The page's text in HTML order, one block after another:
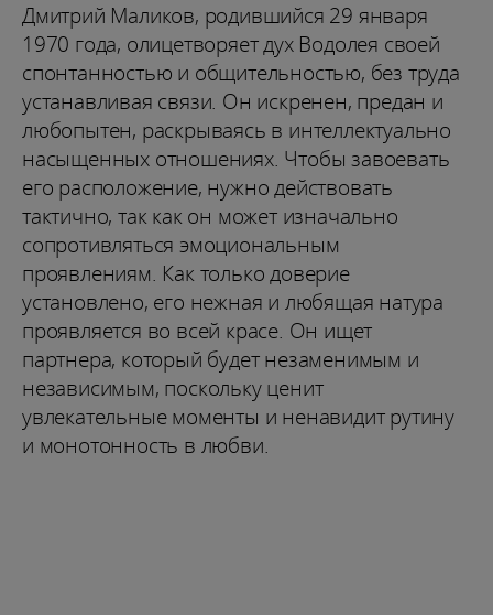
Дмитрий Маликов, родившийся 29 января
1970 года, олицетворяет дух Водолея своей
спонтанностью и общительностью, без труда
устанавливая связи. Он искренен, предан и
любопытен, раскрываясь в интеллектуально
насыщенных отношениях. Чтобы завоевать
его расположение, нужно действовать
тактично, так как он может изначально
сопротивляться эмоциональным
проявлениям. Как только доверие
установлено, его нежная и любящая натура
проявляется во всей красе. Он ищет
партнера, который будет незаменимым и
независимым, поскольку ценит
увлекательные моменты и ненавидит рутину
и монотонность в любви.